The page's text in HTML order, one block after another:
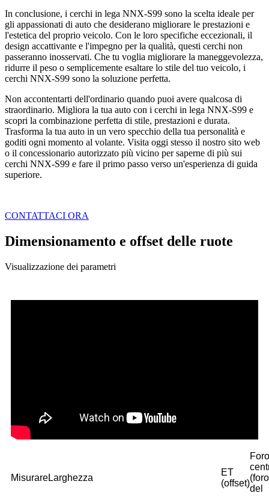
In conclusione, i cerchi in lega NNX-S99 sono la scelta ideale per
gli appassionati di auto che desiderano migliorare le prestazioni e
l'estetica del proprio veicolo. Con le loro specifiche eccezionali, il
design accattivante e l'impegno per la qualità, questi cerchi non
passeranno inosservati. Che tu voglia migliorare la maneggevolezza,
ridurre il peso o semplicemente esaltare lo stile del tuo veicolo, i
cerchi NNX-S99 sono la soluzione perfetta.
Non accontentarti dell'ordinario quando puoi avere qualcosa di
straordinario. Migliora la tua auto con i cerchi in lega NNX-S99 e
scopri la combinazione perfetta di stile, prestazioni e durata.
Trasforma la tua auto in un vero specchio della tua personalità e
goditi ogni momento al volante. Visita oggi stesso il nostro sito web
o il concessionario autorizzato più vicino per saperne di più sui
cerchi NNX-S99 e fare il primo passo verso un'esperienza di guida
superiore.
CONTATTACI ORA
Dimensionamento e offset delle ruote
Visualizzazione dei parametri
MisurareLarghezza
ET
(offset)
Foro
(foro
del